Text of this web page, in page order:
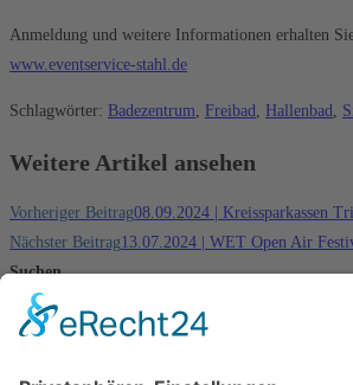
Anmeldung und weitere Informationen erhalten
www.eventservice-stahl.de
Schlagwörter: Badezentrum, Freibad, Hallenbad,
Weitere Artikel ansehen
Vorheriger Beitrag08.09.2024 | Kreissparkassen
Nächster Beitrag13.07.2024 | WET Open Air
Suchen